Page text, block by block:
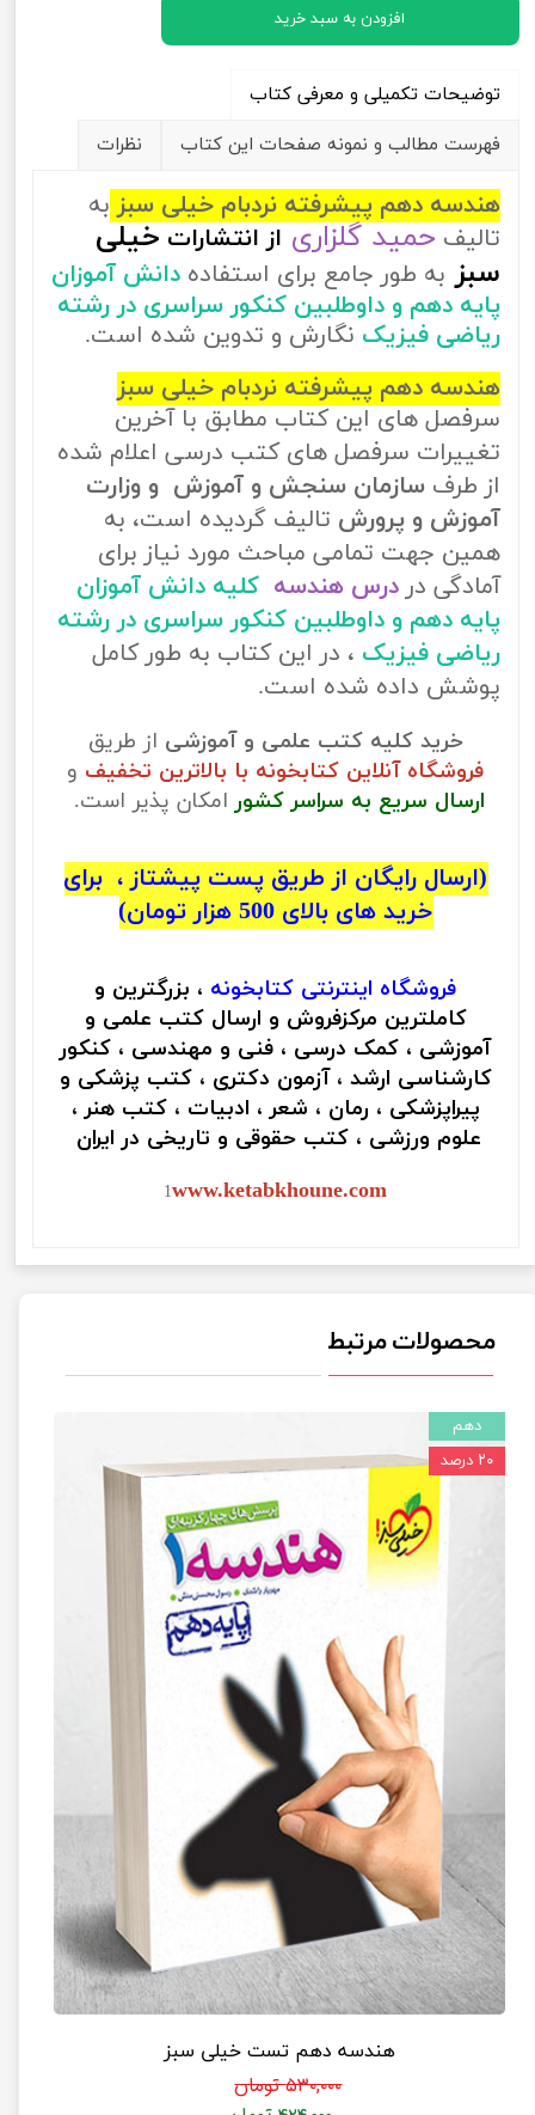
افزودن به سبد خرید
توضیحات تکمیلی و معرفی کتاب
فهرست مطالب و نمونه صفحات این کتاب
نظرات
هندسه دهم پیشرفته نردبام خیلی سبز به
تالیف حمید گلزاری از انتشارات خیلی
سبز به طور جامع برای استفاده دانش آموزان
پایه دهم و داوطلبین کنکور سراسری در رشته
ریاضی فیزیک نگارش و تدوین شده است.
هندسه دهم پیشرفته نردبام خیلی سبز
سرفصل های این کتاب مطابق با آخرین
تغییرات سرفصل های کتب درسی اعلام شده
از طرف سازمان سنجش و آموزش و وزارت
آموزش و پرورش تالیف گردیده است، به
همین جهت تمامی مباحث مورد نیاز برای
آمادگی در درس هندسه کلیه دانش آموزان
پایه دهم و داوطلبین کنکور سراسری در رشته
ریاضی فیزیک ، در این کتاب به طور کامل
پوشش داده شده است.
خرید کلیه کتب علمی و آموزشی از طریق
فروشگاه آنلاین کتابخونه با بالاترین تخفیف و
ارسال سریع به سراسر کشور امکان پذیر است.
(ارسال رایگان از طریق پست پیشتاز ، برای
خرید های بالای 500 هزار تومان)
فروشگاه اینترنتی کتابخونه ، بزرگترین و
کاملترین مرکزفروش و ارسال کتب علمی و
آموزشی ، کمک درسی ، فنی و مهندسی ، کنکور
کارشناسی ارشد ، آزمون دکتری ، کتب پزشکی و
پیراپزشکی ، رمان ، شعر ، ادبیات ، کتب هنر ،
علوم ورزشی ، کتب حقوقی و تاریخی در ایران
1www.ketabkhoune.com
محصولات مرتبط
هندسه دهم تست خیلی سبز
۵۳۰,۰۰۰ تومان
دهم
۲۰ درصد